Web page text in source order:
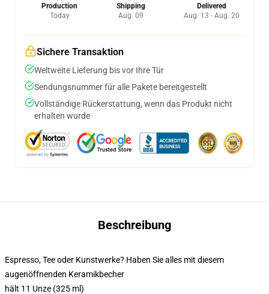
Production
Today
Shipping
Aug. 09
Delivered
Aug. 13 - Aug. 20
Sichere Transaktion
Weltweite Lieferung bis vor Ihre Tür
Sendungsnummer für alle Pakete bereitgestellt
Vollständige Rückerstattung, wenn das Produkt nicht
erhalten wurde
Beschreibung
Espresso, Tee oder Kunstwerke? Haben Sie alles mit diesem
augenöffnenden Keramikbecher
hält 11 Unze (325 ml)